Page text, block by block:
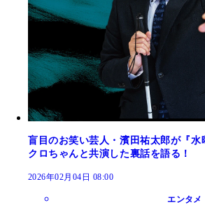
盲目のお笑い芸人・濱田祐太郎が『
クロちゃんと共演した裏話を語る！
2026年02月04日 08:00
エンタメ